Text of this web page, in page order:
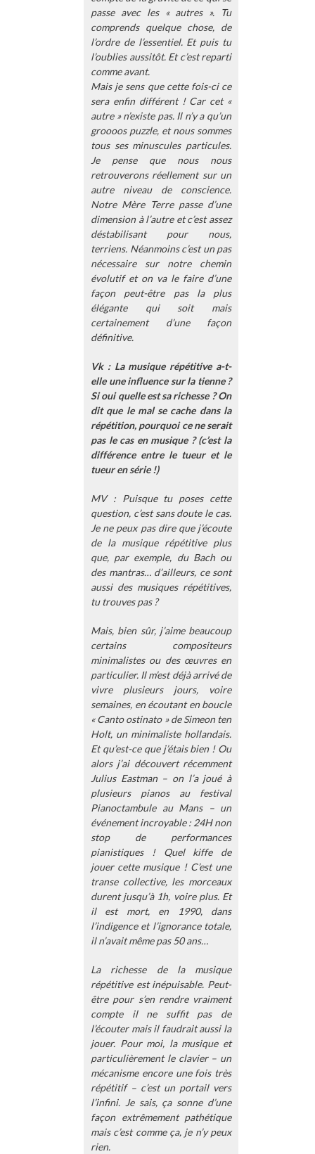
passe avec les « autres ». Tu
comprends quelque chose, de
l’ordre de l’essentiel. Et puis tu
l’oublies aussitôt. Et c’est reparti
comme avant.
Mais je sens que cette fois-ci ce
sera enfin différent ! Car cet «
autre » n’existe pas. Il n’y a qu’un
groooos puzzle, et nous sommes
tous ses minuscules particules.
Je pense que nous nous
retrouverons réellement sur un
autre niveau de conscience.
Notre Mère Terre passe d’une
dimension à l’autre et c’est assez
déstabilisant pour nous,
terriens. Néanmoins c’est un pas
nécessaire sur notre chemin
évolutif et on va le faire d’une
façon peut-être pas la plus
élégante qui soit mais
certainement d’une façon
définitive.
Vk : La musique répétitive a-t-
elle une influence sur la tienne ?
Si oui quelle est sa richesse ? On
dit que le mal se cache dans la
répétition, pourquoi ce ne serait
pas le cas en musique ? (c’est la
différence entre le tueur et le
tueur en série !)
MV : Puisque tu poses cette
question, c’est sans doute le cas.
Je ne peux pas dire que j’écoute
de la musique répétitive plus
que, par exemple, du Bach ou
des mantras… d’ailleurs, ce sont
aussi des musiques répétitives,
tu trouves pas ?
Mais, bien sûr, j’aime beaucoup
certains compositeurs
minimalistes ou des œuvres en
particulier. Il m’est déjà arrivé de
vivre plusieurs jours, voire
semaines, en écoutant en boucle
« Canto ostinato » de Simeon ten
Holt, un minimaliste hollandais.
Et qu’est-ce que j’étais bien ! Ou
alors j’ai découvert récemment
Julius Eastman – on l’a joué à
plusieurs pianos au festival
Pianoctambule au Mans – un
événement incroyable : 24H non
stop de performances
pianistiques ! Quel kiffe de
jouer cette musique ! C’est une
transe collective, les morceaux
durent jusqu’à 1h, voire plus. Et
il est mort, en 1990, dans
l’indigence et l’ignorance totale,
il n’avait même pas 50 ans…
La richesse de la musique
répétitive est inépuisable. Peut-
être pour s’en rendre vraiment
compte il ne suffit pas de
l’écouter mais il faudrait aussi la
jouer. Pour moi, la musique et
particulièrement le clavier – un
mécanisme encore une fois très
répétitif – c’est un portail vers
l’infini. Je sais, ça sonne d’une
façon extrêmement pathétique
mais c’est comme ça, je n’y peux
rien.